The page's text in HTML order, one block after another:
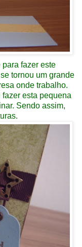
fazer este
tornou um grande
onde trabalho.
esta pequena
Sendo assim,